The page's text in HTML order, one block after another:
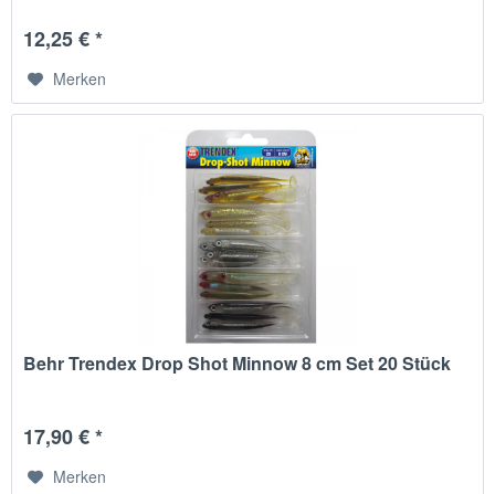
12,25 € *
Merken
Behr Trendex Drop Shot Minnow 8 cm Set 20 Stück
17,90 € *
Merken